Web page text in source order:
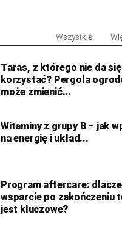
Wszystkie
Taras, z którego nie da się
korzystać? Pergola
może zmienić...
Witaminy z grupy B – jak
na energię i układ...
Program aftercare:
wsparcie po zakończeniu
jest kluczowe?